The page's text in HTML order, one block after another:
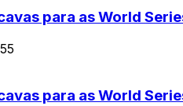
para as World
para as World